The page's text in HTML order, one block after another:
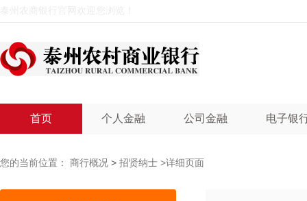
首页 个人金融 公司金融 电子银
您的当前位置： 商行概况 > 招贤纳士 >详细页面